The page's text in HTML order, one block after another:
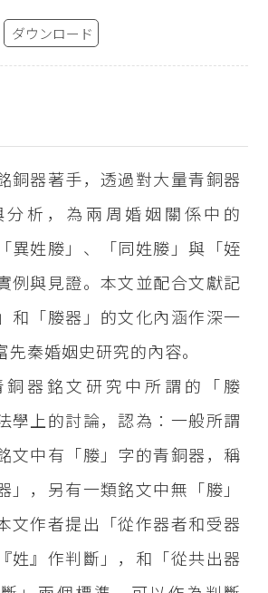
ダウンロード
銅器著手，透過對大量青銅器
析，為兩周婚姻關係中的
異姓媵」、「同姓媵」與「姪
例與見證。本文並配合文獻記
和「媵器」的文化內涵作深一
秦婚姻史研究的內容。
器銘文研究中所謂的「媵
學上的討論，認為：一般所謂
文中有「媵」字的青銅器，稱
」，另有一類銘文中無「媵」
文作者提出「從作器者和受器
姓』作判斷」，和「從共出器